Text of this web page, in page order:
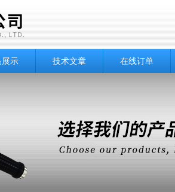
展示 技术文章 在线订单